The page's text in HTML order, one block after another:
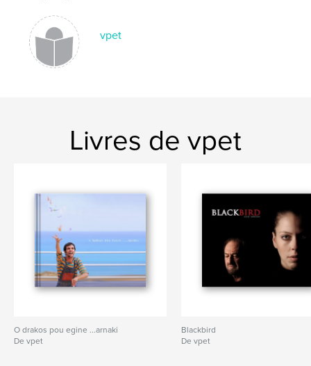
vpet
Livres de vpet
O drakos pou egine ...arnaki
De vpet
Blackbird
De vpet